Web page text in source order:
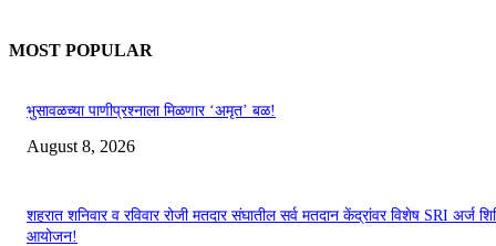
MOST POPULAR
भुसावळच्या पाणीप्रश्नाला मिळणार ‘अमृत’ बळ!
August 8, 2026
शहरात शनिवार व रविवार रोजी मतदार संघातील सर्व मतदान केंद्रांवर विशेष SRI अर्ज
आयोजन!